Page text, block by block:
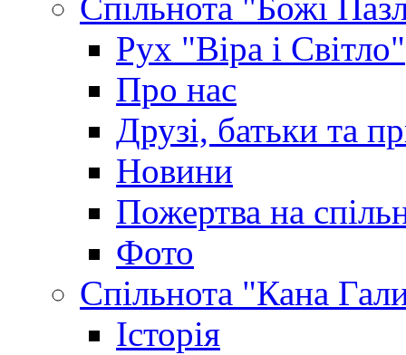
Рух "Віра і Світло"
Про нас
Друзі, батьки та
Новини
Пожертва на
Фото
Спільнота "Кана
Історія